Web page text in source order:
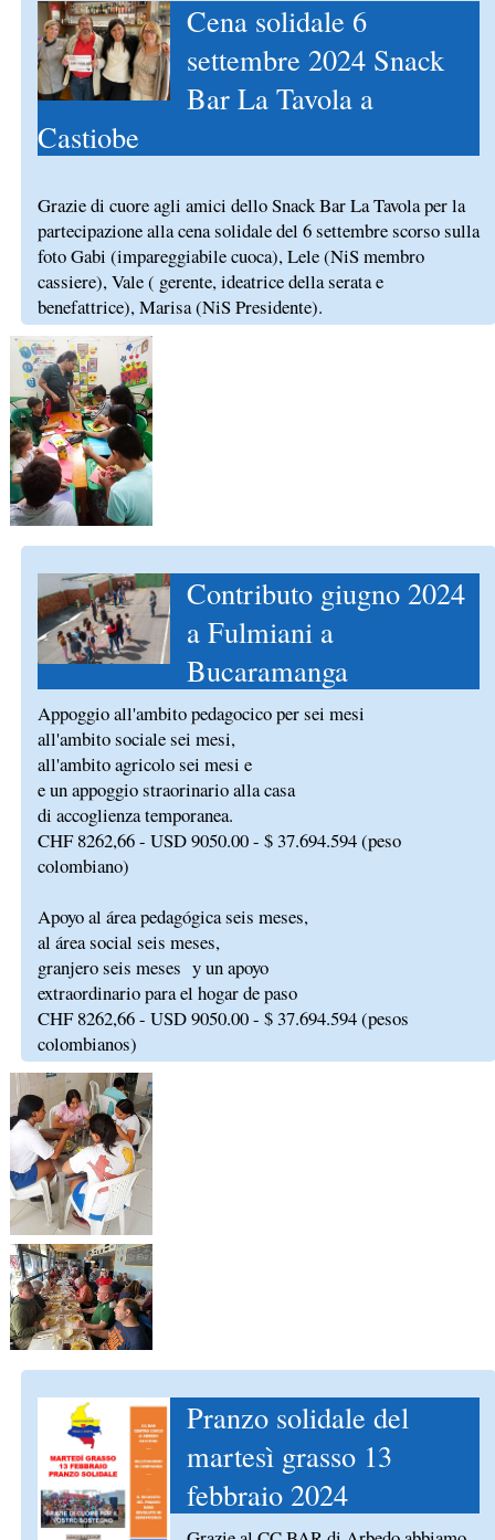
Cena solidale 6
settembre 2024 Snack
Bar La Tavola a
Castiobe
Grazie di cuore agli amici dello Snack Bar La Tavola per la
partecipazione alla cena solidale del 6 settembre scorso sulla
foto Gabi (impareggiabile cuoca), Lele (NiS membro
cassiere), Vale ( gerente, ideatrice della serata e
benefattrice), Marisa (NiS Presidente).
Contributo giugno 2024
a Fulmiani a
Bucaramanga
Appoggio all'ambito pedagocico per sei mesi
all'ambito sociale sei mesi,
all'ambito agricolo sei mesi e
e un appoggio straorinario alla casa
di accoglienza temporanea.
CHF 8262,66 - USD 9050.00 - $ 37.694.594 (peso
colombiano)
Apoyo al área pedagógica seis meses,
al área social seis meses,
granjero seis meses y un apoyo
extraordinario para el hogar de paso
CHF 8262,66 - USD 9050.00 - $ 37.694.594 (pesos
colombianos)
Pranzo solidale del
martesì grasso 13
febbraio 2024